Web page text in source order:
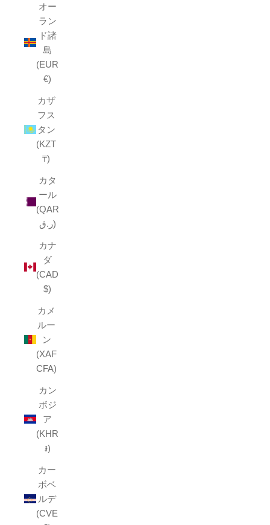
オー
ラン
ド諸
島
(EUR
€)
カザ
フス
タン
(KZT
₸)
カタ
ール
(QAR
ر.ق)
カナ
ダ
(CAD
$)
カメ
ルー
ン
(XAF
CFA)
カン
ボジ
ア
(KHR
៛)
カー
ボベ
ルデ
(CVE